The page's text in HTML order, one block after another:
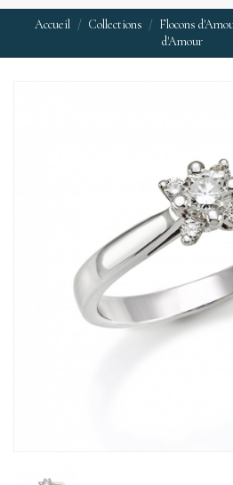
Accueil Collections Flocons
d'Amour